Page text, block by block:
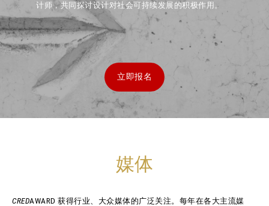
计师，共同探讨设计对社会可持续发展的积极作用。
立即报名
媒体
CREDAWARD 获得行业、大众媒体的广泛关注。每年在各大主流媒